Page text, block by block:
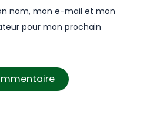
nom, mon e-mail et mon
pour mon prochain